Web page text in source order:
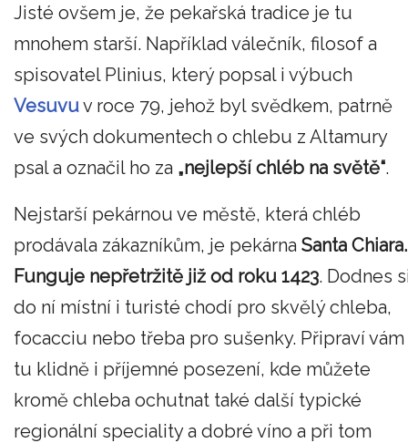
Jisté ovšem je, že pekařská tradice je tu
mnohem starší. Například válečník, filosof a
spisovatel Plinius, který popsal i výbuch
Vesuvuv roce 79, jehož byl svědkem, patrně
ve svých dokumentech o chlebu z Altamury
psal a označil ho za „nejlepší chléb na světě“.
Nejstarší pekárnou ve městě, která chléb
prodávala zákazníkům, je pekárna Santa Chiara.
Funguje nepřetržitě již od roku 1423. Dodnes
do ní místní i turisté chodí pro skvělý chleba,
focacciu nebo třeba pro sušenky. Připraví vám
tu klidně i příjemné posezení, kde můžete
kromě chleba ochutnat také další typické
regionální speciality a dobré víno a při tom